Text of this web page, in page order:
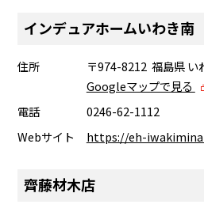
インデュアホームいわき南
住所
〒974-8212 福島県
Googleマップで見る
電話
0246-62-1112
Webサイト
https://eh-
齊藤材木店